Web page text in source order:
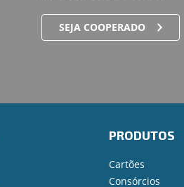
SEJA COOPERADO
PRODUTOS
Cartões
Consórcios